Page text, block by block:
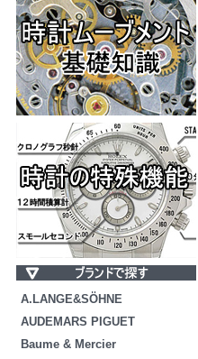
A.LANGE&SÖHNE
AUDEMARS PIGUET
Baume & Mercier